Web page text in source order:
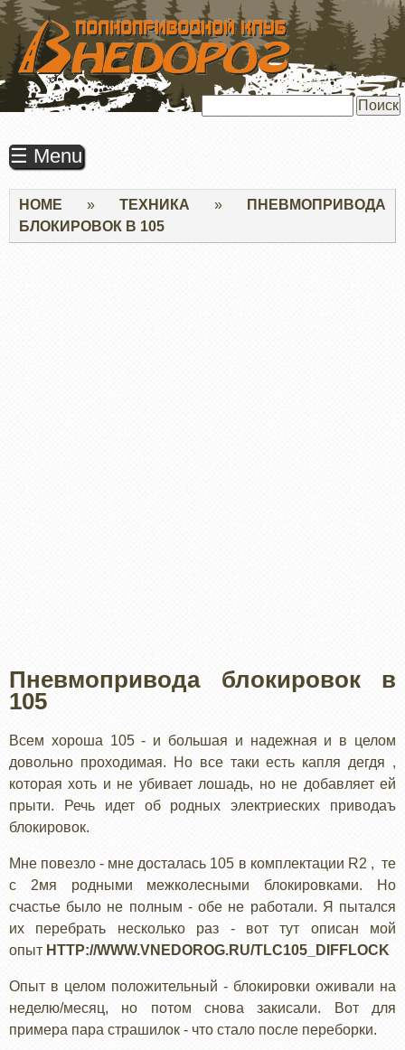
ПЕРЕЙТИ
ОСНОВНОМУ
СОДЕРЖАНИЮ
☰ Menu
Строка
навигации
HOME ТЕХНИКА
ПНЕВМОПРИВОДА
БЛОКИРОВОК В 105
Пневмопривода блокировок в
105
Всем хороша 105 - и большая и надежная и в целом
довольно проходимая. Но все таки есть капля дегдя ,
которая хоть и не убивает лошадь, но не добавляет ей
прыти. Речь идет об родных электриеских приводаъ
блокировок.
Мне повезло - мне досталась 105 в комплектации R2 , те
с 2мя родными межколесными блокировками. Но
счастье было не полным - обе не работали. Я пытался
их перебрать несколько раз - вот тут описан мой
опыт HTTP://WWW.VNEDOROG.RU/TLC105_DIFFLOCK
Опыт в целом положительный - блокировки оживали на
неделю/месяц, но потом снова закисали. Вот для
примера пара страшилок - что стало после переборки.